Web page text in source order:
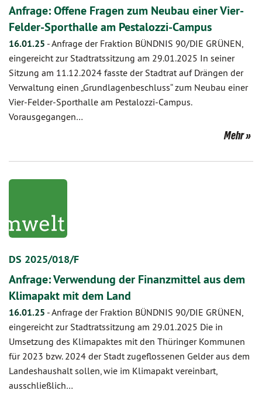
Anfrage: Offene Fragen zum Neubau einer Vier-
Felder-Sporthalle am Pestalozzi-Campus
16.01.25 -Anfrage der Fraktion BÜNDNIS 90/DIE GRÜNEN,
eingereicht zur Stadtratssitzung am 29.01.2025 In seiner
Sitzung am 11.12.2024 fasste der Stadtrat auf Drängen der
Verwaltung einen „Grundlagenbeschluss“ zum Neubau einer
Vier-Felder-Sporthalle am Pestalozzi-Campus.
Vorausgegangen…
Mehr
DS 2025/018/F
Anfrage: Verwendung der Finanzmittel aus dem
Klimapakt mit dem Land
16.01.25 -Anfrage der Fraktion BÜNDNIS 90/DIE GRÜNEN,
eingereicht zur Stadtratssitzung am 29.01.2025 Die in
Umsetzung des Klimapaktes mit den Thüringer Kommunen
für 2023 bzw. 2024 der Stadt zugeflossenen Gelder aus dem
Landeshaushalt sollen, wie im Klimapakt vereinbart,
ausschließlich…